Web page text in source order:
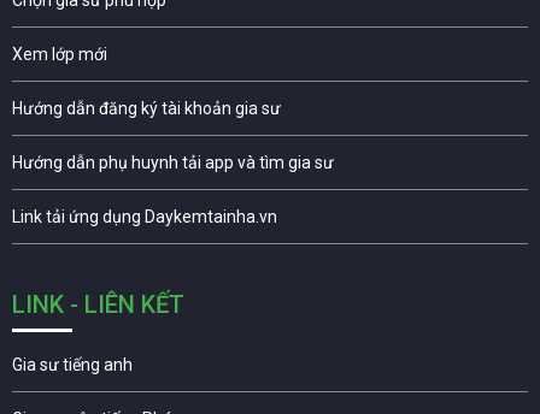
Xem lớp mới
Hướng dẫn đăng ký tài khoản gia sư
Hướng dẫn phụ huynh tải app và tìm gia sư
Link tải ứng dụng Daykemtainha.vn
LINK - LIÊN KẾT
Gia sư tiếng anh